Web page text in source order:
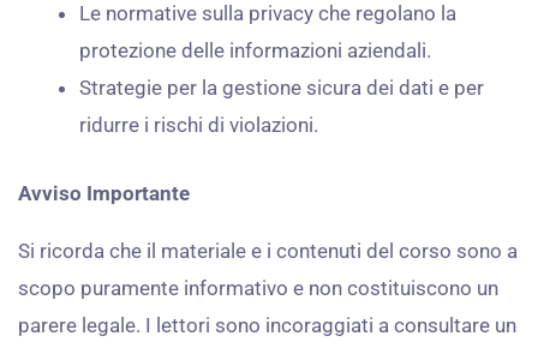
Le normative sulla privacy che regolano la
protezione delle informazioni aziendali.
Strategie per la gestione sicura dei dati e per
ridurre i rischi di violazioni.
Avviso Importante
Si ricorda che il materiale e i contenuti del corso sono a
scopo puramente informativo e non costituiscono un
parere legale. I lettori sono incoraggiati a consultare un